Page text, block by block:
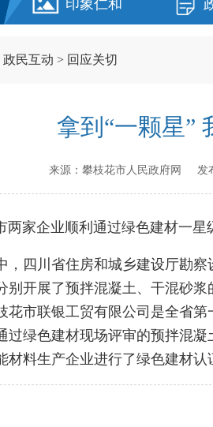
印象仁和
政民互动 > 回应关切
拿到“一颗星”
来源： 攀枝花市人民政府网 发
企业顺利通过绿色建材一星
四川省住房和城乡建设厅勘察
别开展了预拌混凝土、干混砂
花市联银工贸有限公司是全省
过绿色建材现场评审的预拌混
材料生产企业进行了绿色建材